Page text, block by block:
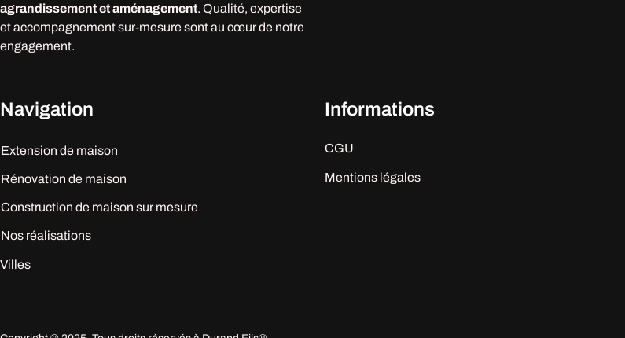
agrandissement et aménagement. Qualité, expertise
et accompagnement sur-mesure sont au cœur de notre
engagement.
Navigation
Extension de maison
Rénovation de maison
Construction de maison sur mesure
Nos réalisations
Villes
Informations
CGU
Mentions légales